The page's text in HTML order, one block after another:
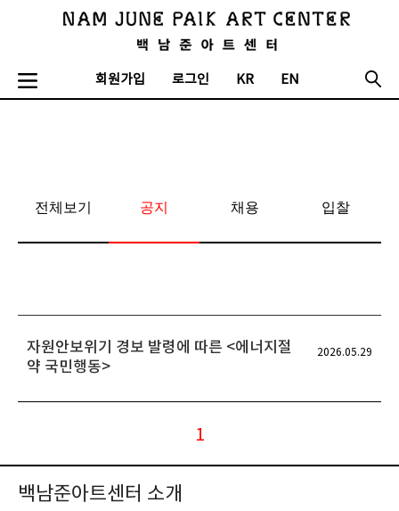
회원가입 로그인 KR EN
전체보기 공지 채용 입찰
자원안보위기 경보 발령에 따른 <에너지절
약 국민행동>
2026.05.29
1
백남준아트센터 소개